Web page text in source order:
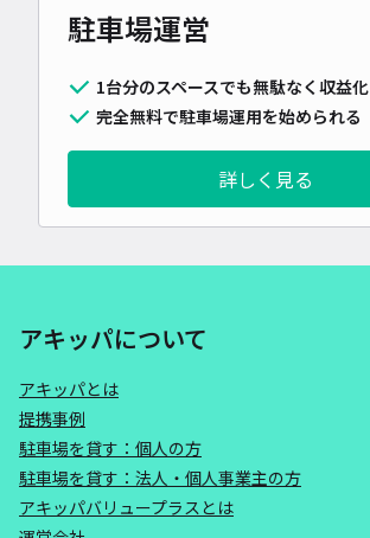
駐車場運営
1台分のスペースでも無駄なく収益化
完全無料で駐車場運用を始められる
詳しく見る
アキッパについて
アキッパとは
提携事例
駐車場を貸す：個人の方
駐車場を貸す：法人・個人事業主の方
アキッパバリュープラスとは